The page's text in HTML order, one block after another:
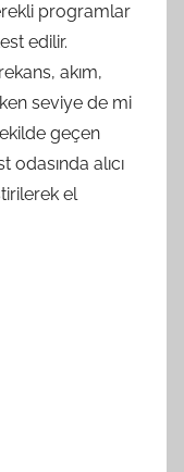
programlar
edilir.
akım,
seviye de mi
geçen
odasında alıcı
el